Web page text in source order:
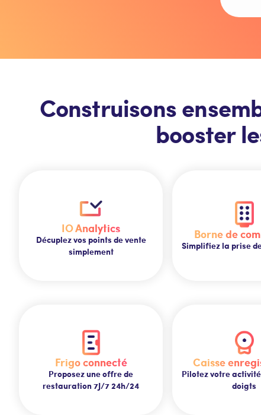
Construisons
booster
Borne de
Simplifiez la prise
Frigo connecté
Proposez une offre de
restauration 7J/7 24h/24
Caisse
Pilotez votre
doigts
IO Analytics
Décuplez vos points de vente
simplement